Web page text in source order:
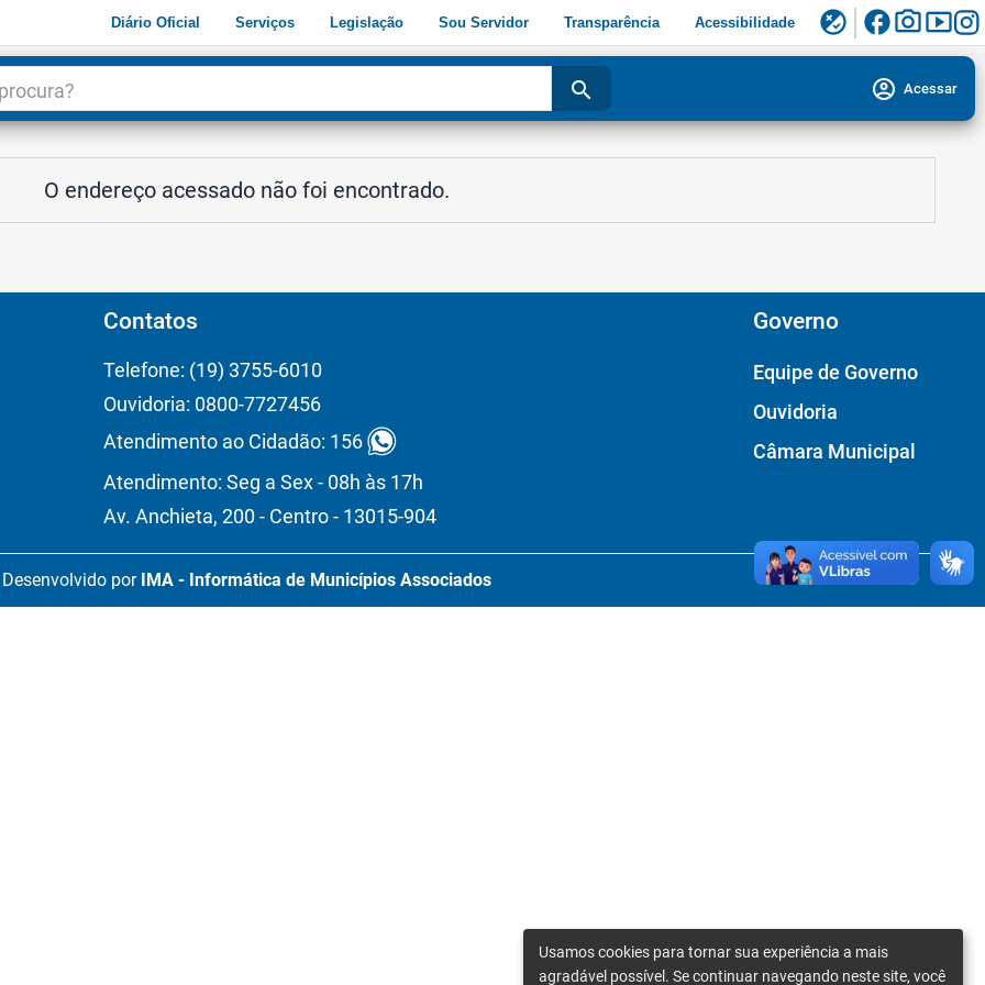
Diário Oficial Serviços Legislação Sou Servidor Transparência Acessibilidade flaky facebookphoto_camerasmart_display
search account_circle Acessar
O endereço acessado não foi encontrado.
Contatos
Telefone: (19) 3755-6010
Ouvidoria: 0800-7727456
Atendimento ao Cidadão: 156
Atendimento: Seg a Sex - 08h às 17h
Av. Anchieta, 200 - Centro - 13015-904
Governo
Equipe de Governo
Ouvidoria
Câmara Municipal
Desenvolvido por IMA - Informática de Municípios Associados
Usamos cookies para tornar sua experiência a mais
agradável possível. Se continuar navegando neste site, você